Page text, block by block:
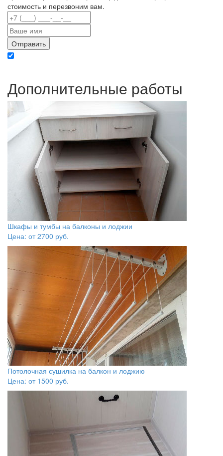
стоимость и перезвоним вам.
Дополнительные работы
Шкафы и тумбы на балконы и лоджии
Цена: от2700 руб.
Потолочная сушилка на балкон и лоджию
Цена: от 1500 руб.